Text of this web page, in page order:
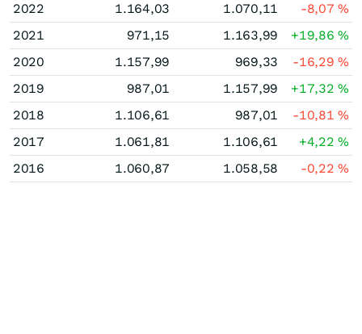
2022
1.164,03 1.070,11 -8,07%
2021
971,15 1.163,99 +19,86%
2020
1.157,99 969,33 -16,29%
2019
987,01 1.157,99 +17,32%
2018
1.106,61 987,01 -10,81%
2017
1.061,81 1.106,61 +4,22%
2016
1.060,87 1.058,58 -0,22%